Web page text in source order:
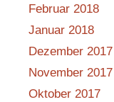
Februar 2018
Januar 2018
Dezember 2017
November 2017
Oktober 2017